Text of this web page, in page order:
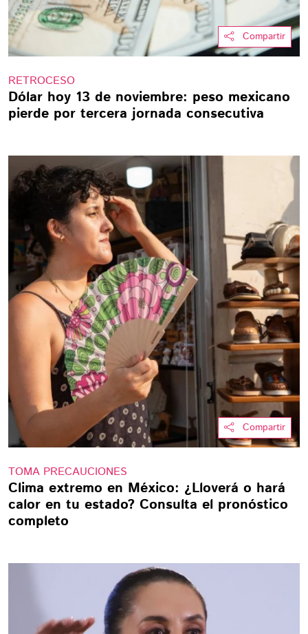
Compartir
RETROCESO
Dólar hoy 13 de noviembre: peso mexicano
pierde por tercera jornada consecutiva
Compartir
TOMA PRECAUCIONES
Clima extremo en México: ¿Lloverá o hará
calor en tu estado? Consulta el pronóstico
completo